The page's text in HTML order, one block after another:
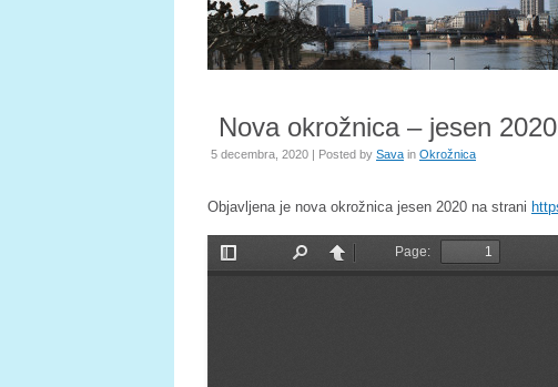
Nova okrožnica – jesen 2020
5 decembra, 2020 | Posted by Sava in Okrožnica
Objavljena je nova okrožnica jesen 2020 na strani